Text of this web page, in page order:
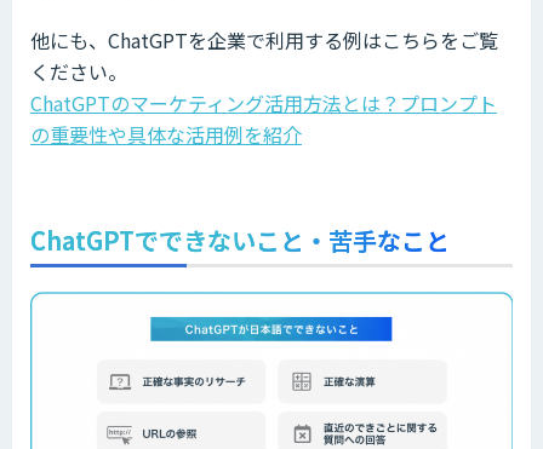
他にも、ChatGPTを企業で利用する例はこちらをご覧
ください。
ChatGPTのマーケティング活用方法とは？プロンプト
の重要性や具体な活用例を紹介
ChatGPTでできないこと・苦手なこと